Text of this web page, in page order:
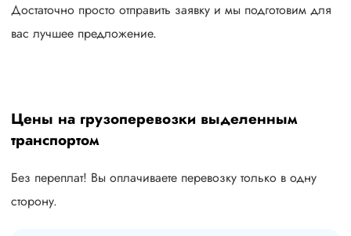
Достаточно просто отправить заявку и мы подготовим для
вас лучшее предложение.
Цены на грузоперевозки выделенным
транспортом
Без переплат! Вы оплачиваете перевозку только в одну
сторону.